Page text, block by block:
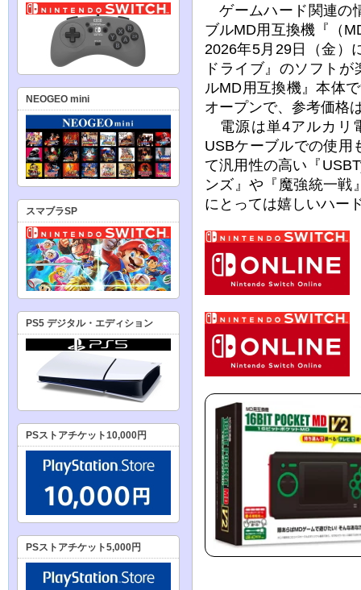
ゲームハード関連の
ブルMD用互換機『（
2026年5月29日（金）
ドライブ』のソフト
ルMD用互換機』本体
オープンで、参考価格
電源は単4アルカリ
USBケーブルでの使用
て汎用性の高い『
ンズ』や『魔強統一戦
にとっては嬉しいハー
NEOGEO mini
スマブラSP
PS5 デジタル・エディション
PSストアチケット10,000円
PSストアチケット5,000円